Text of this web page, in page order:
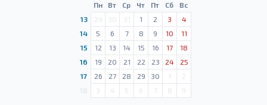
Пн Вт Ср Чт Пт Сб
Вс
13
29 30 31 1 2 3
4
14
5 6 7 8 9 10
11
15
12 13 14 15 16 17
18
16
19 20 21 22 23 24
25
17
26 27 28 29 30 1
2
3 4 5 6 7 8 9